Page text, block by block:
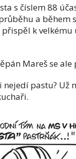
s číslem 88
a během
přispěl k
Mareš se
nejedí pastu?